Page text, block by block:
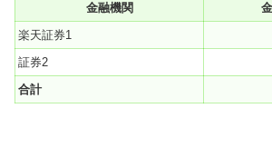
金融機関
楽天証券1
証券2
合計